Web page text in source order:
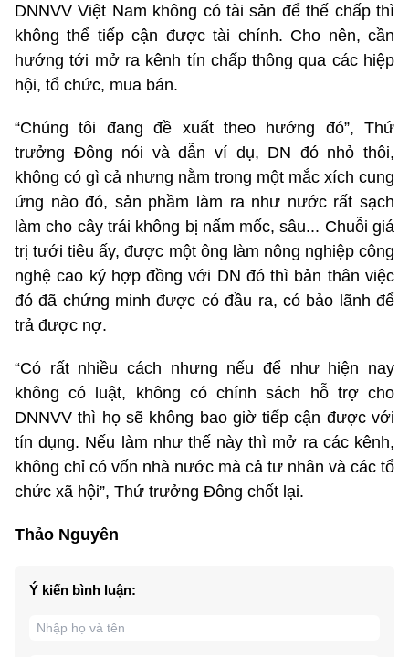
DNNVV Việt Nam không có tài sản để thế chấp thì
không thể tiếp cận được tài chính. Cho nên, cần
hướng tới mở ra kênh tín chấp thông qua các hiệp
hội, tổ chức, mua bán.
“Chúng tôi đang đề xuất theo hướng đó”, Thứ
trưởng Đông nói và dẫn ví dụ, DN đó nhỏ thôi,
không có gì cả nhưng nằm trong một mắc xích cung
ứng nào đó, sản phầm làm ra như nước rất sạch
làm cho cây trái không bị nấm mốc, sâu... Chuỗi giá
trị tưới tiêu ấy, được một ông làm nông nghiệp công
nghệ cao ký hợp đồng với DN đó thì bản thân việc
đó đã chứng minh được có đầu ra, có bảo lãnh để
trả được nợ.
“Có rất nhiều cách nhưng nếu để như hiện nay
không có luật, không có chính sách hỗ trợ cho
DNNVV thì họ sẽ không bao giờ tiếp cận được với
tín dụng. Nếu làm như thế này thì mở ra các kênh,
không chỉ có vốn nhà nước mà cả tư nhân và các tổ
chức xã hội”, Thứ trưởng Đông chốt lại.
Thảo Nguyên
Ý kiến bình luận: